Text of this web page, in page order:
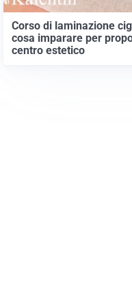
Corso di laminazione
cosa imparare per
centro estetico